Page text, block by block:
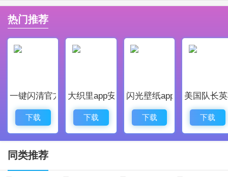
1、天下农事安卓官方版为用户们提供良好优质的服
务，天下农事安卓官方版让每一个用户都能在软件中获
取最好，最舒适的体验。
动计算不同的报告。整个过程不需要手动干预，这真正
创造了人性化的远程监控。
天下农事安卓官方版软件更新
1、修复了bug，优化了一些交互体验
热门推荐
一键闪清官方最新版
下载
大织里app安卓版
下载
闪光壁纸app安卓最新版
下载
美国队长
下载
同类推荐